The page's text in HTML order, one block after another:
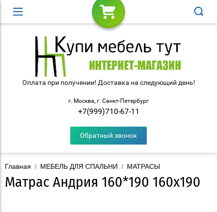
Оплата при получении! Доставка на следующий день!
г. Москва, г. Санкт-Петербург
+7(999)710-67-11
Обратный звонок
Главная / МЕБЕЛЬ ДЛЯ СПАЛЬНИ / МАТРАСЫ
Матрас Андрия 160*190 160x190